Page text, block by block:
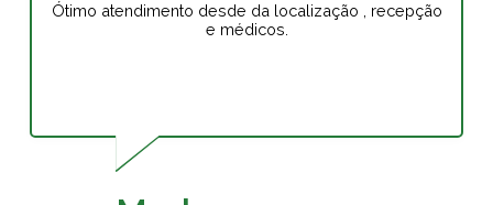
Ótimo atendimento desde da localização , recepção
e médicos.